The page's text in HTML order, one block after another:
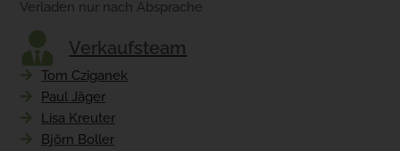
Verladen nur nach Absprache
Verkaufsteam
Tom Cziganek
Paul Jäger
Lisa Kreuter
Björn Boller